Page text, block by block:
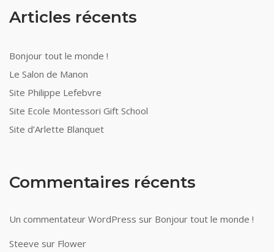
Articles récents
Bonjour tout le monde !
Le Salon de Manon
Site Philippe Lefebvre
Site Ecole Montessori Gift School
Site d’Arlette Blanquet
Commentaires récents
Un commentateur WordPress sur Bonjour tout le monde !
Steeve sur Flower